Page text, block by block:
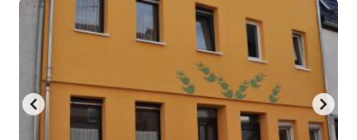
the
question
key
to
get
the
question
mark
key
to
get